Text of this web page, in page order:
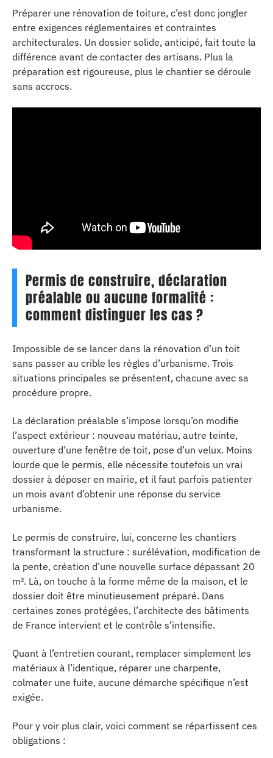
Préparer une rénovation de toiture, c’est donc jongler
entre exigences réglementaires et contraintes
architecturales. Un dossier solide, anticipé, fait toute la
différence avant de contacter des artisans. Plus la
préparation est rigoureuse, plus le chantier se déroule
sans accrocs.
Permis de construire, déclaration
préalable ou aucune formalité :
comment distinguer les cas ?
Impossible de se lancer dans la rénovation d’un toit
sans passer au crible les règles d’urbanisme. Trois
situations principales se présentent, chacune avec sa
procédure propre.
La déclaration préalable s’impose lorsqu’on modifie
l’aspect extérieur : nouveau matériau, autre teinte,
ouverture d’une fenêtre de toit, pose d’un velux. Moins
lourde que le permis, elle nécessite toutefois un vrai
dossier à déposer en mairie, et il faut parfois patienter
un mois avant d’obtenir une réponse du service
urbanisme.
Le permis de construire, lui, concerne les chantiers
transformant la structure : surélévation, modification de
la pente, création d’une nouvelle surface dépassant 20
m². Là, on touche à la forme même de la maison, et le
dossier doit être minutieusement préparé. Dans
certaines zones protégées, l’architecte des bâtiments
de France intervient et le contrôle s’intensifie.
Quant à l’entretien courant, remplacer simplement les
matériaux à l’identique, réparer une charpente,
colmater une fuite, aucune démarche spécifique n’est
exigée.
Pour y voir plus clair, voici comment se répartissent ces
obligations :